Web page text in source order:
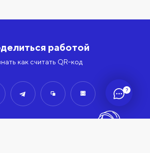
?
работой
как считать QR-код